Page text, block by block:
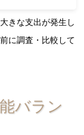
きな支出が発生し
に調査・比較して
バラン